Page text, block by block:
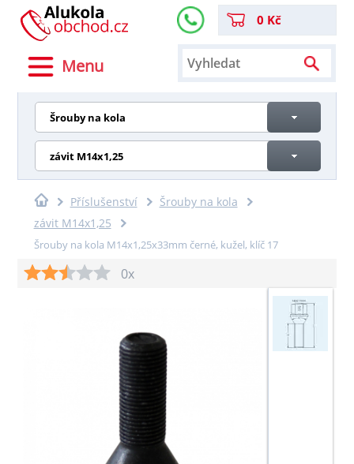
Menu
0 Kč
Šrouby na kola
závit M14x1,25
Příslušenství
Šrouby na kola
závit M14x1,25
Šrouby na kola M14x1,25x33mm černé, kužel, klíč 17
0x